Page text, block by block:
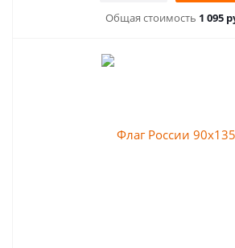
Общая стоимость 1 095